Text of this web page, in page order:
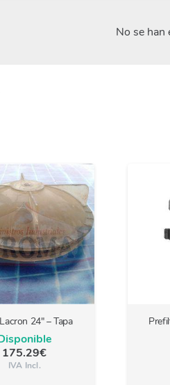
No se han
24″ – Tapa
175.29€
IVA Incl.